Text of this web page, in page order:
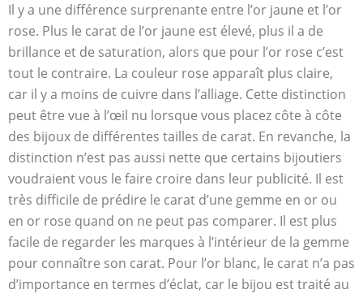
Il y a une différence surprenante entre l’or jaune et l’or
rose. Plus le carat de l’or jaune est élevé, plus il a de
brillance et de saturation, alors que pour l’or rose c’est
tout le contraire. La couleur rose apparaît plus claire,
car il y a moins de cuivre dans l’alliage. Cette distinction
peut être vue à l’œil nu lorsque vous placez côte à côte
des bijoux de différentes tailles de carat. En revanche, la
distinction n’est pas aussi nette que certains bijoutiers
voudraient vous le faire croire dans leur publicité. Il est
très difficile de prédire le carat d’une gemme en or ou
en or rose quand on ne peut pas comparer. Il est plus
facile de regarder les marques à l’intérieur de la gemme
pour connaître son carat. Pour l’or blanc, le carat n’a pas
d’importance en termes d’éclat, car le bijou est traité au